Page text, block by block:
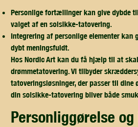
Personlige fortællinger kan give dybde
valget af en solsikke-tatovering.
Integrering af personlige elementer kan
dybt meningsfuldt.
Hos Nordic Art kan du få hjælp til at
drømmetatovering. Vi tilbyder
tatoveringsløsninger, der passer til dine
din solsikke-tatovering bliver både
personliggørelse